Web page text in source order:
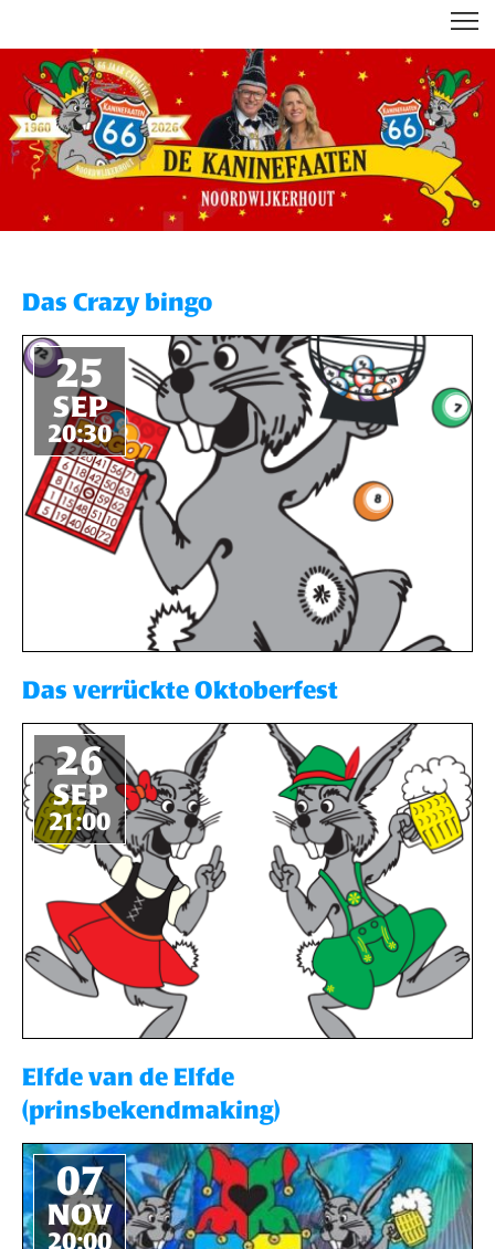
Das Crazy bingo
25
SEP
20:30
Das verrückte Oktoberfest
26
SEP
21:00
Elfde van de Elfde
(prinsbekendmaking)
07
NOV
20:00